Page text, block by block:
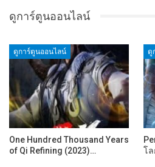
ดูการ์ตูนออนไลน์
ดูการ์ตูนออนไลน์
One Hundred Thousand Years
of Qi Refining (2023)…
ดู
โ